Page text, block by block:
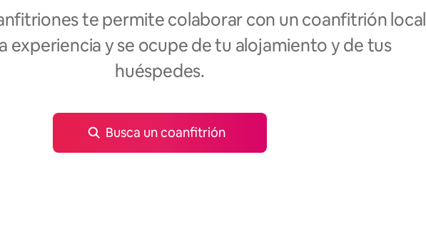
te permite colaborar con un coanfitrión local
experiencia y se ocupe de tu alojamiento y de tus
huéspedes.
Busca un coanfitrión